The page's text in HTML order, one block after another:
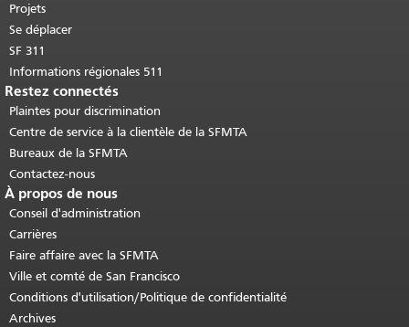
Projets
Se déplacer
SF 311
Informations régionales 511
Restez connectés
Plaintes pour discrimination
Centre de service à la clientèle de la SFMTA
Bureaux de la SFMTA
Contactez-nous
À propos de nous
Conseil d'administration
Carrières
Faire affaire avec la SFMTA
Ville et comté de San Francisco
Conditions d'utilisation/Politique de confidentialité
Archives